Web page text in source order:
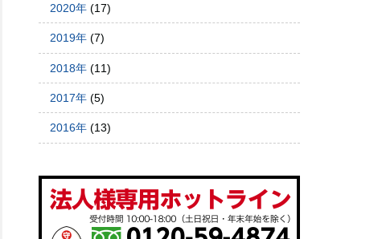
2020年 (17)
2019年 (7)
2018年 (11)
2017年 (5)
2016年 (13)